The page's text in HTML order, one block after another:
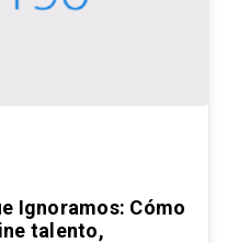
Ignoramos: Cómo
talento,